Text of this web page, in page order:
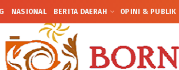
NASIONAL BERITA DAERAH OPINI & PUBLIK